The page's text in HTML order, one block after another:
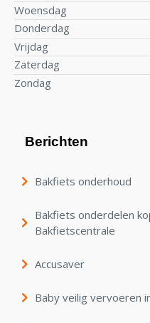
Woensdag
Donderdag
Vrijdag
Zaterdag
Zondag
Berichten
Bakfiets onderhoud
Bakfiets onderdelen
Bakfietscentrale
Accusaver
Baby veilig vervoeren